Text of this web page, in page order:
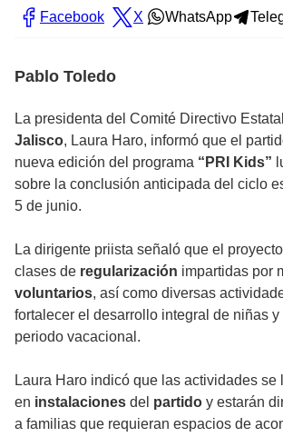
Facebook X WhatsApp
Pablo Toledo
La presidenta del Comité Directivo
Jalisco, Laura Haro, informó que el
nueva edición del programa “PRI Kids”
sobre la conclusión anticipada del ciclo
5 de junio.
La dirigente priista señaló que el
clases de regularización impartidas por
voluntarios, así como diversas
fortalecer el desarrollo integral de niñas y
periodo vacacional.
Laura Haro indicó que las actividades se
en instalaciones del partido y estarán
a familias que requieran espacios de